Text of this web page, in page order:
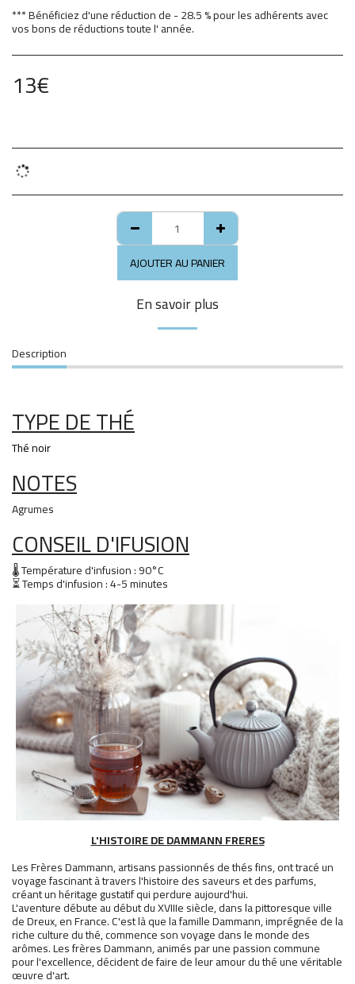
*** Bénéficiez d'une réduction de - 28.5 % pour les adhérents avec
vos bons de réductions toute l' année.
13€
AJOUTER AU PANIER
En savoir plus
Description
TYPE DE THÉ
Thé noir
NOTES
Agrumes
CONSEIL D'IFUSION
🌡 Température d'infusion : 90°C
⏳ Temps d'infusion : 4-5 minutes
L'HISTOIRE DE DAMMANN FRERES
Les Frères Dammann, artisans passionnés de thés fins, ont tracé un
voyage fascinant à travers l'histoire des saveurs et des parfums,
créant un héritage gustatif qui perdure aujourd'hui.
L'aventure débute au début du XVIIIe siècle, dans la pittoresque ville
de Dreux, en France. C'est là que la famille Dammann, imprégnée de la
riche culture du thé, commence son voyage dans le monde des
arômes. Les frères Dammann, animés par une passion commune
pour l'excellence, décident de faire de leur amour du thé une véritable
œuvre d'art.